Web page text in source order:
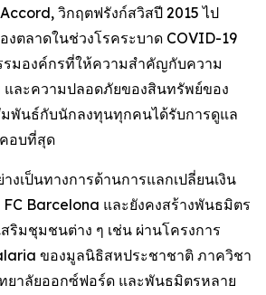
วิกฤตฟรังก์สวิสปี 2015 ไป
ตลาดในช่วงโรคระบาด COVID-19
รมองค์กรที่ให้ความสำคัญกับความ
และความปลอดภัยของสินทรัพย์ของ
พันธ์กับนักลงทุนทุกคนได้รับการดูแล
คอบที่สุด
งเป็นทางการด้านการแลกเปลี่ยนเงิน
FC Barcelona และยังคงสร้างพันธมิตร
ริมชุมชนต่าง ๆ เช่น ผ่านโครงการ
ของมูลนิธิสหประชาชาติ ภาควิชา
ยาลัยออกซ์ฟอร์ด และพันธมิตรหลาย